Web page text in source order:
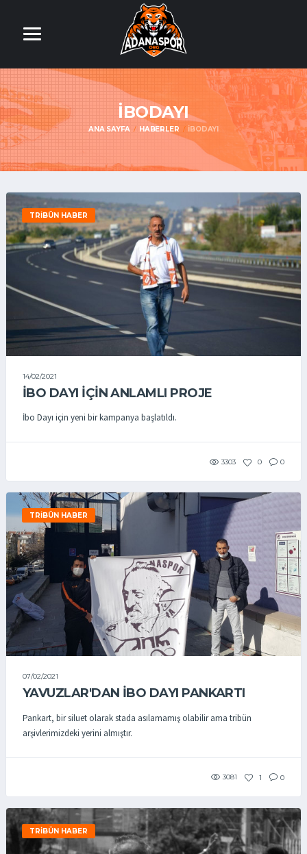
İBODAYI
ANA SAYFA HABERLER İBODAYI
TRIBÜN HABER
14/02/2021
İBO DAYI İÇİN ANLAMLI PROJE
İbo Dayı için yeni bir kampanya başlatıldı.
3303 0 0
TRIBÜN HABER
07/02/2021
YAVUZLAR'DAN İBO DAYI PANKARTI
Pankart, bir siluet olarak stada asılamamış olabilir ama tribün
arşivlerimizdeki yerini almıştır.
3081 1 0
TRIBÜN HABER